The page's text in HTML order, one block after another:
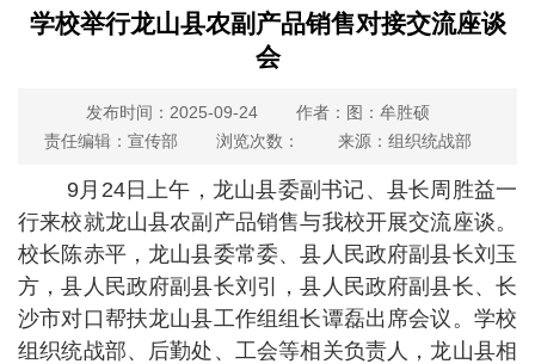
学校举行龙山县农副产品销售对接交流座谈
会
发布时间：2025-09-24
作者：图：牟胜硕
责任编辑：宣传部
浏览次数： 来源：组织统战部
9月24日上午，龙山县委副书记、县长周胜益一
行来校就龙山县农副产品销售与我校开展交流座谈。
校长陈赤平，龙山县委常委、县人民政府副县长刘玉
方，县人民政府副县长刘引，县人民政府副县长、长
沙市对口帮扶龙山县工作组组长谭磊出席会议。学校
组织统战部、后勤处、工会等相关负责人，龙山县相